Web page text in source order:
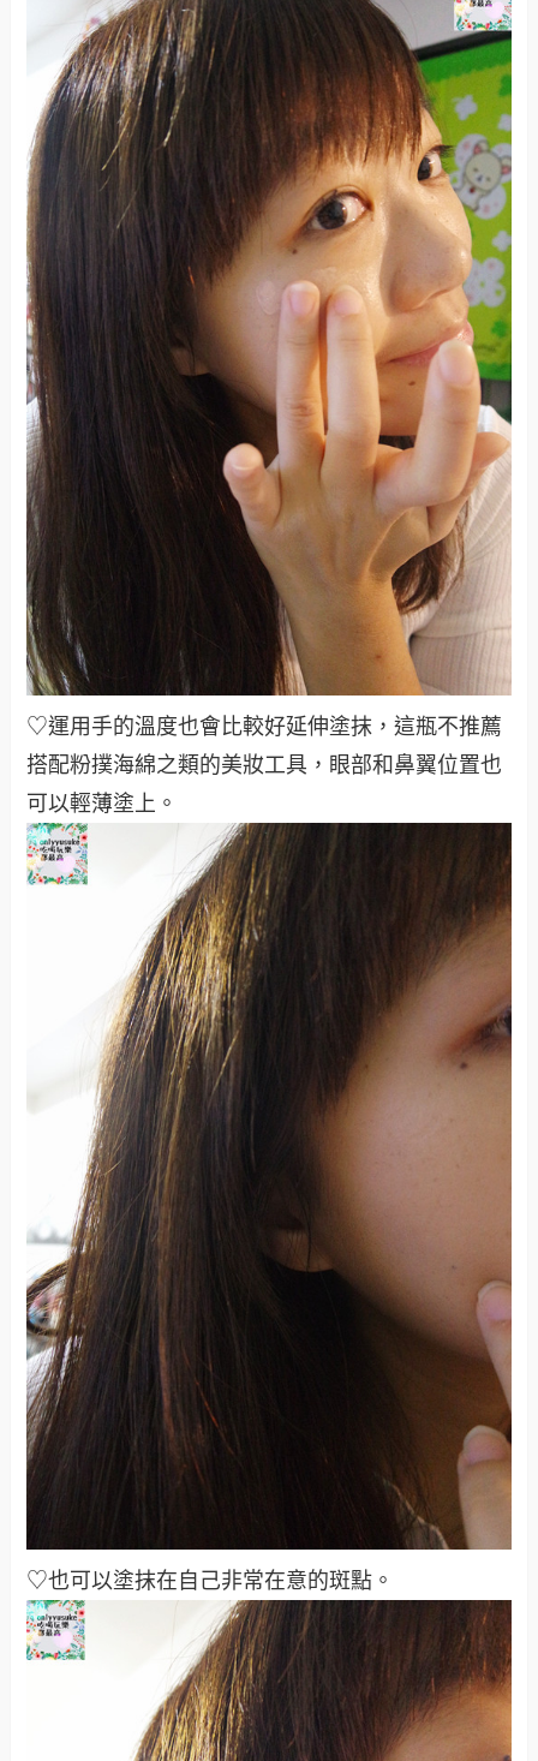
♡運用手的溫度也會比較好延伸塗抹，這瓶不推薦
搭配粉撲海綿之類的美妝工具，眼部和鼻翼位置也
可以輕薄塗上。
♡也可以塗抹在自己非常在意的斑點。